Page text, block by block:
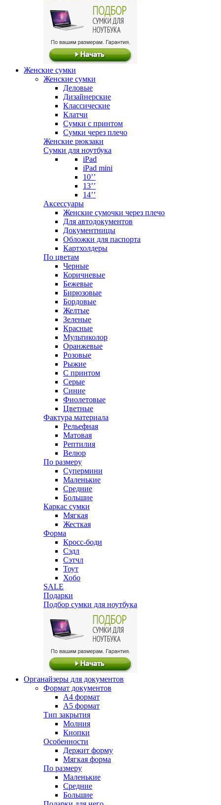
Женские сумки
Женские сумки
Деловые
Дизайнерские
Классические
Клатчи
Сумки с принтом
Сумки через плечо
Женские рюкзаки
Сумки для ноутбука
iPad
iPad mini
10’’
13’’
14’’
Аксессуары
Женские сумочки через плечо
Для автодокументов
Документницы
Обложки для паспорта
Картхолдеры
По цветам
Черные
Коричневые
Бежевые
Бирюзовые
Бордовые
Желтые
Зеленые
Красные
Мультиколор
Оранжевые
Розовые
Рыжие
С принтом
Серые
Синие
Фиолетовые
Цветные
Фактура материала
Рельефная
Матовая
Рептилия
Велюр
По размеру
Супермини
Маленькие
Средние
Большие
Каркас сумки
Мягкая
Жесткая
Форма
Кросс-боди
Сэдл
Сэтчл
Тоут
Хобо
SALE
Подарки
Подбор сумки для ноутбука
Органайзеры для документов
Формат документов
А4 формат
А5 формат
Тип закрытия
Молния
Кнопки
Особенности
Держит форму
Мягкая форма
По размеру
Маленькие
Средние
Большие